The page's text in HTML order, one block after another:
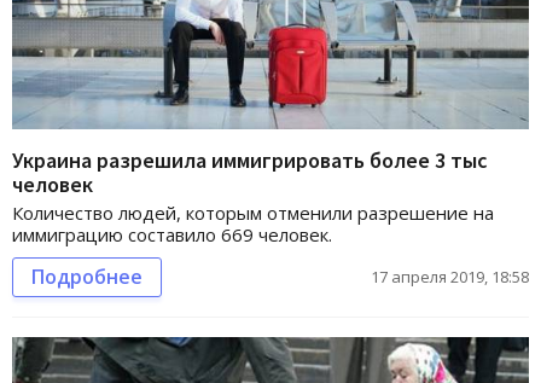
Украина разрешила иммигрировать более 3 тыс
человек
Количество людей, которым отменили разрешение на
иммиграцию составило 669 человек.
Подробнее 17 апреля 2019, 18:58